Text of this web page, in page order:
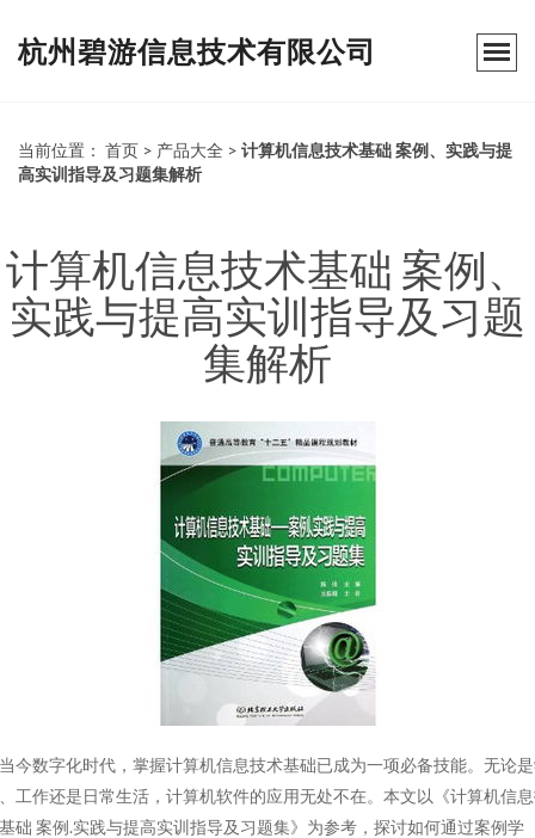
杭州碧游信息技术有限公司
当前位置： 首页 > 产品大全 > 计算机信息技术基础 案例、实践与提
高实训指导及习题集解析
计算机信息技术基础 案例、
实践与提高实训指导及习题
集解析
今数字化时代，掌握计算机信息技术基础已成为一项必备技能。无论
工作还是日常生活，计算机软件的应用无处不在。本文以《计算机信
础 案例.实践与提高实训指导及习题集》为参考，探讨如何通过案例学